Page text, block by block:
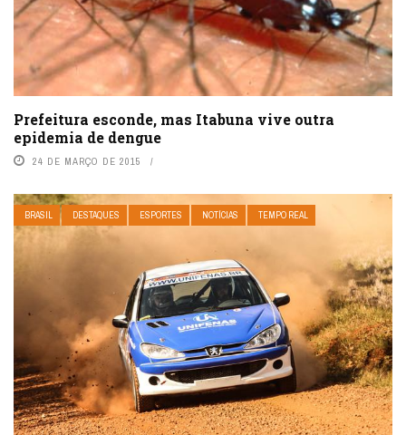
Prefeitura esconde, mas Itabuna vive outra
epidemia de dengue
24 DE MARÇO DE 2015
BRASIL DESTAQUES ESPORTES NOTÍCIAS TEMPO REAL